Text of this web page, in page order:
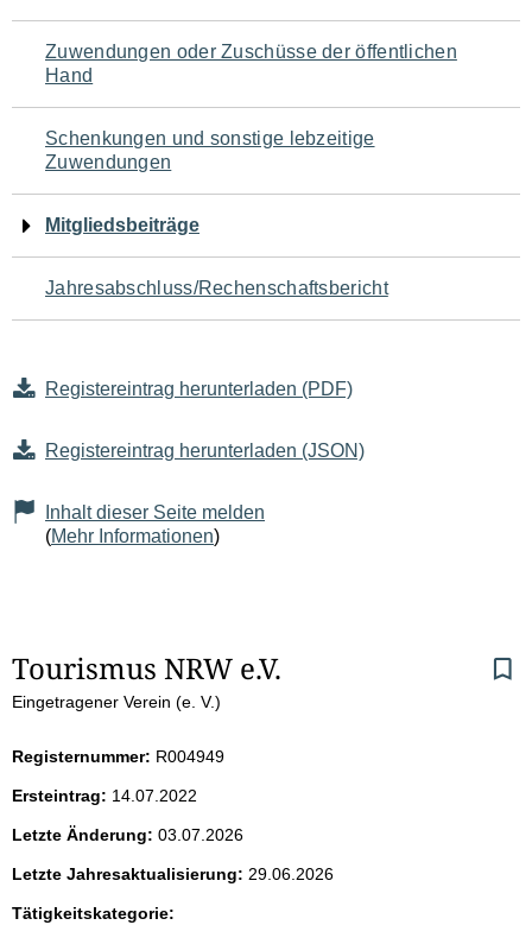
Zuwendungen oder Zuschüsse der öffentlichen
Hand
Schenkungen und sonstige lebzeitige
Zuwendungen
Mitgliedsbeiträge
Jahresabschluss/Rechenschaftsbericht
Registereintrag herunterladen (PDF)
Registereintrag herunterladen (JSON)
Inhalt dieser Seite melden
(Mehr Informationen)
S
e
i
t
e
Tourismus NRW e.V.
Eingetragener Verein (e. V.)
Registernummer: R004949
Ersteintrag: 14.07.2022
Letzte Änderung: 03.07.2026
Letzte Jahresaktualisierung: 29.06.2026
Tätigkeitskategorie: